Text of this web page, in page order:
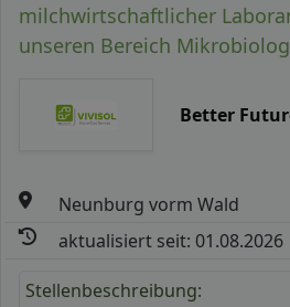
milchwirtschaftlicher
unseren Bereich
Better
Neunburg vorm Wald
aktualisiert seit: 01.08.2026
Stellenbeschreibung: